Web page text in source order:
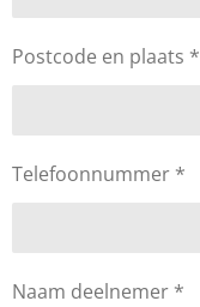
Postcode en plaats *
Telefoonnummer *
Naam deelnemer *